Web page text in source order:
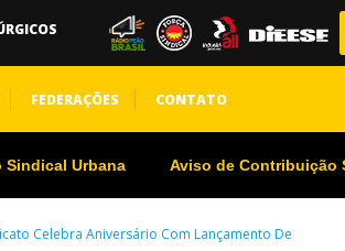
FEDERAÇÕES CONTATO
Sindical Urbana Aviso de Contribuição
Celebra Aniversário Com Lançamento De